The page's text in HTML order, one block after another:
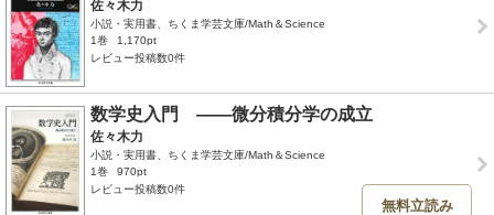
佐々木力
小説・実用書、ちくま学芸文庫/Math＆Science
1巻
1,170pt
レビュー投稿数0件
数学史入門 ――微分積分学の成立
佐々木力
小説・実用書、ちくま学芸文庫/Math＆Science
1巻
970pt
レビュー投稿数0件
無料立読み